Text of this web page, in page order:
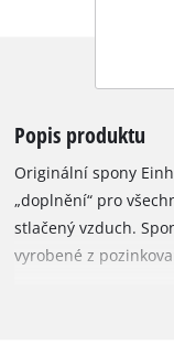
Popis produktu
Originální spony
„doplnění“ pro
stlačený vzduch.
vyrobené z
zvládnout různé